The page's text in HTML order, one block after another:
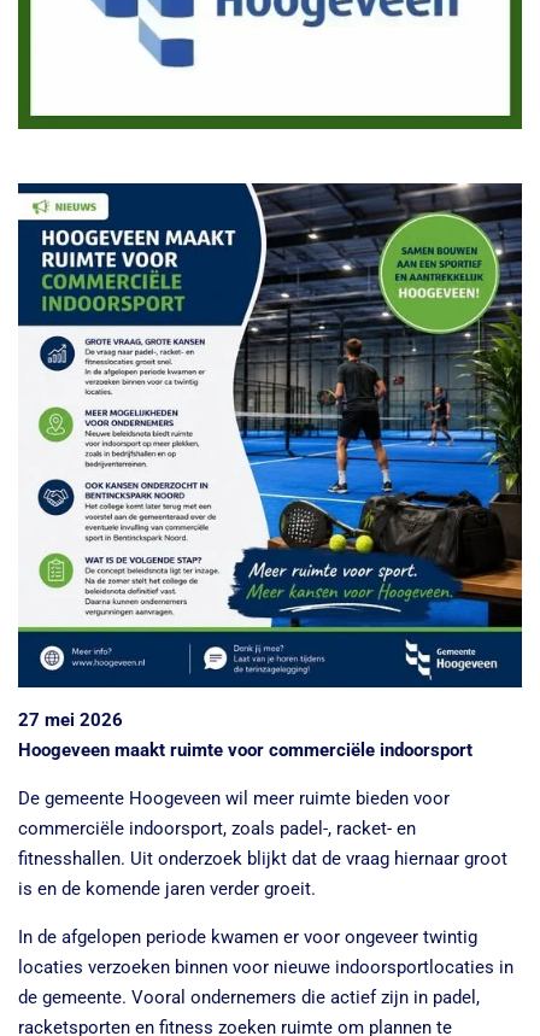
27 mei 2026
Hoogeveen maakt ruimte voor commerciële indoorsport
De gemeente Hoogeveen wil meer ruimte bieden voor
commerciële indoorsport, zoals padel-, racket- en
fitnesshallen. Uit onderzoek blijkt dat de vraag hiernaar groot
is en de komende jaren verder groeit.
In de afgelopen periode kwamen er voor ongeveer twintig
locaties verzoeken binnen voor nieuwe indoorsportlocaties in
de gemeente. Vooral ondernemers die actief zijn in padel,
racketsporten en fitness zoeken ruimte om plannen te